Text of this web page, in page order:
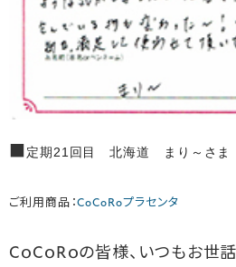
■定期21回目 北海道 まり～さ
ご利用商品：CoCoRoプラセンタ
CｏCｏRｏの皆様、いつもお世